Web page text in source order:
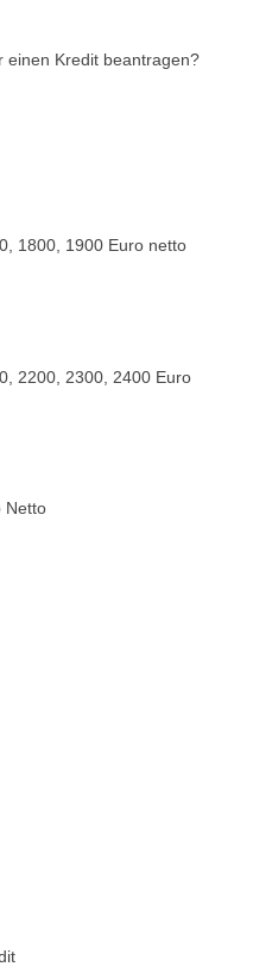
einen Kredit beantragen?
1800, 1900 Euro netto
2200, 2300, 2400 Euro
Netto